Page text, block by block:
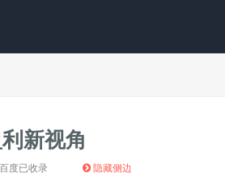
新视角
百度已收录 隐藏侧边